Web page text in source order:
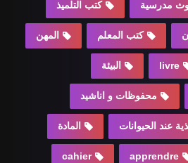
مدرسية كتب التلميذ
كتب المعلم المهن
livre البيئة
محفوظات و اناشيد
عند الحيوانات المادة
apprendre
cahier